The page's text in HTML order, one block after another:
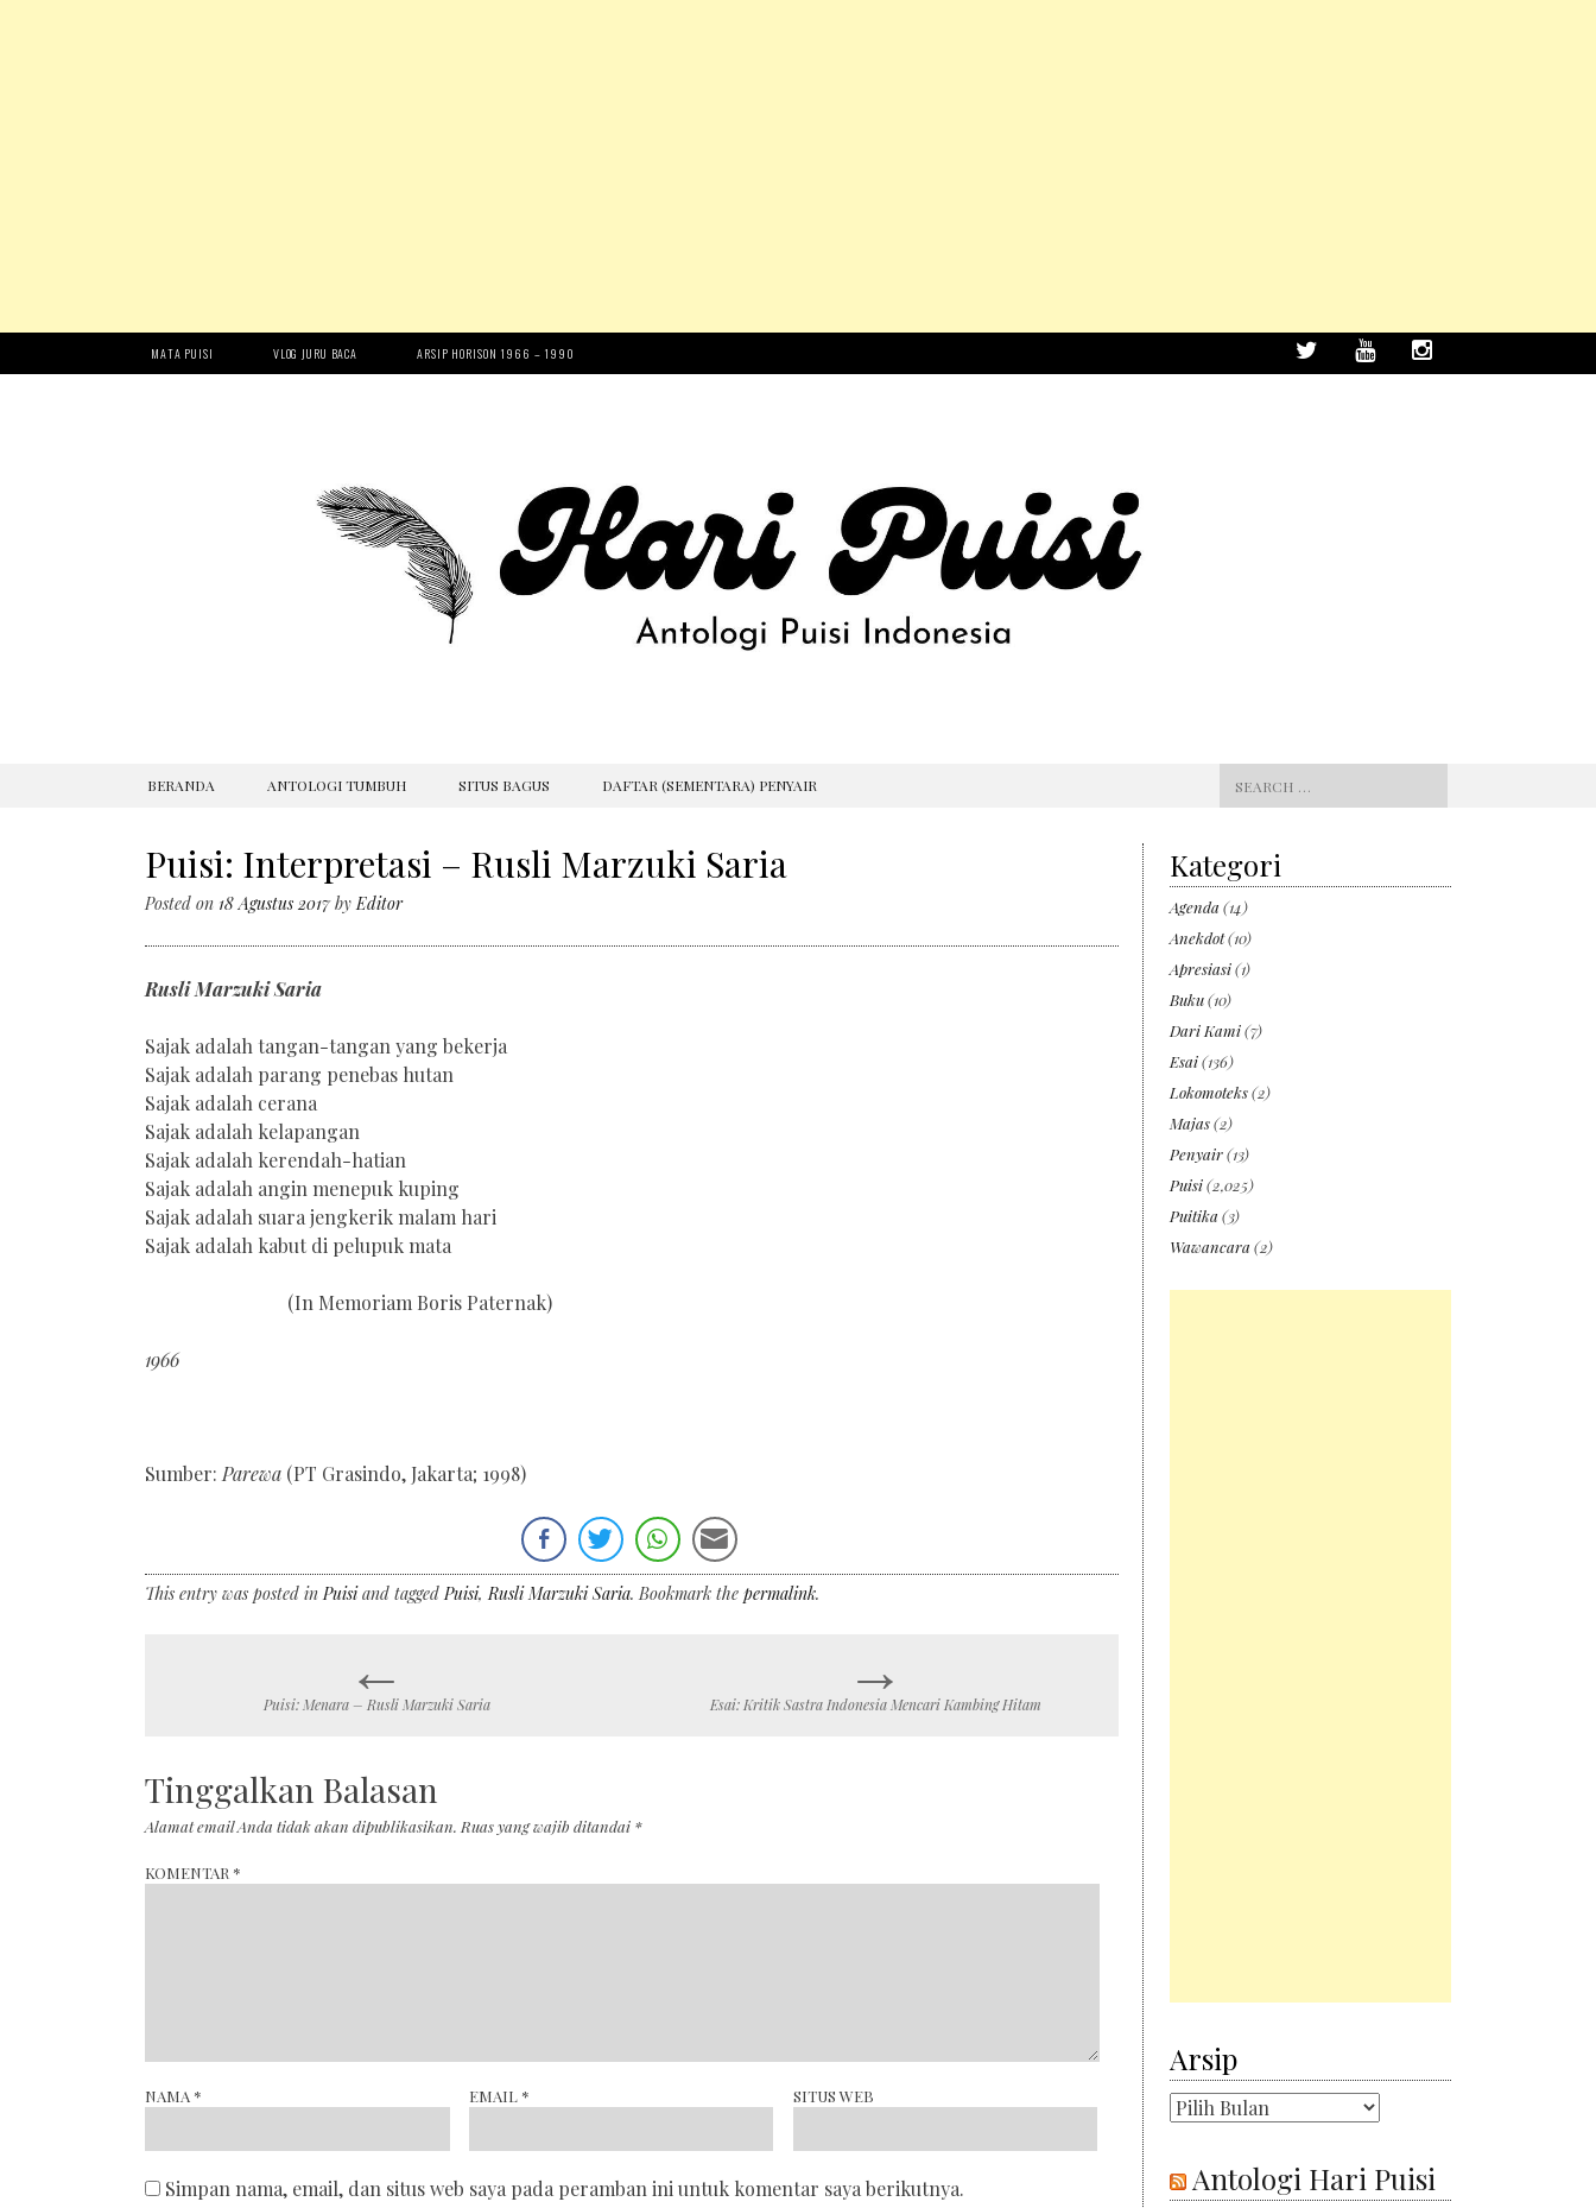
MATA PUISI VLOG JURU BACA ARSIP HORISON 1966 – 1990
SKIP
BERANDA ANTOLOGI TUMBUH SITUS BAGUS DAFTAR (SEMENTARA) PENYAIR
Search
for:
Puisi: Interpretasi – Rusli Marzuki Saria
Posted on 18 Agustus 2017byEditor
Rusli Marzuki Saria
Sajak adalah tangan-tangan yang bekerja
Sajak adalah parang penebas hutan
Sajak adalah cerana
Sajak adalah kelapangan
Sajak adalah kerendah-hatian
Sajak adalah angin menepuk kuping
Sajak adalah suara jengkerik malam hari
Sajak adalah kabut di pelupuk mata
(In Memoriam Boris Paternak)
1966
Sumber:Parewa (PT Grasindo, Jakarta; 1998)
This entry was posted inPuisiand taggedPuisi,Rusli Marzuki Saria. Bookmark the permalink.
navigation
←
Puisi: Menara – Rusli Marzuki Saria →
Esai: Kritik Sastra Indonesia Mencari Kambing Hitam
Tinggalkan Balasan
Alamat email Anda tidak akan dipublikasikan. Ruas yang wajib ditandai *
KOMENTAR *
NAMA * EMAIL * SITUS WEB
Simpan nama, email, dan situs web saya pada peramban ini untuk komentar saya berikutnya.
Kategori
Agenda (14)
Anekdot(10)
Apresiasi(1)
Buku(10)
Dari Kami(7)
Esai(136)
Lokomoteks(2)
Majas(2)
Penyair(13)
Puisi(2,025)
Puitika (3)
Wawancara (2)
Arsip
Arsip
Antologi Hari Puisi